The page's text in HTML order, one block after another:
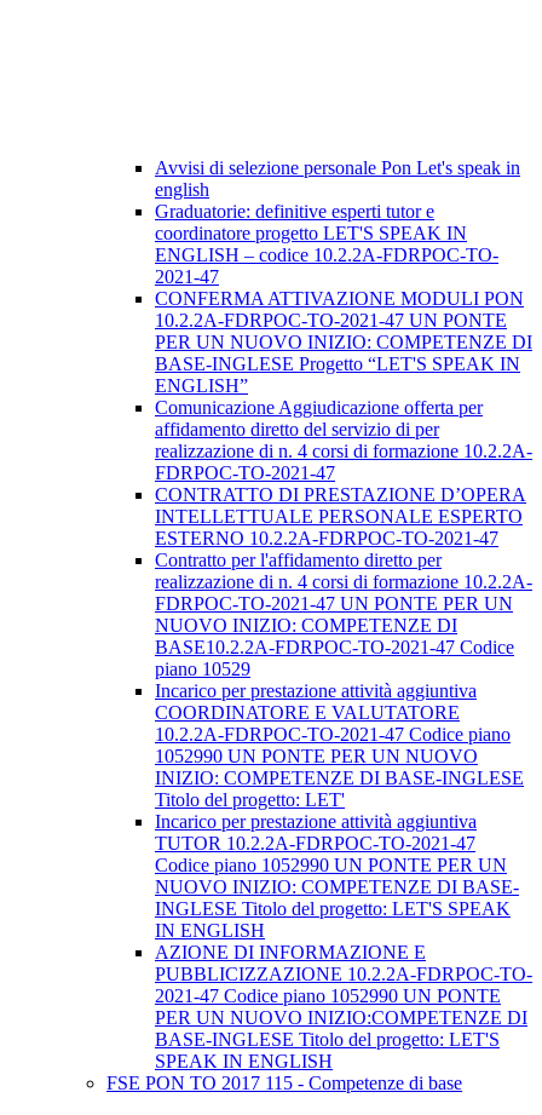
Avvisi di selezione personale Pon Let's speak in
english
Graduatorie: definitive esperti tutor e
coordinatore progetto LET'S SPEAK IN
ENGLISH – codice 10.2.2A-FDRPOC-TO-
2021-47
CONFERMA ATTIVAZIONE MODULI PON
10.2.2A-FDRPOC-TO-2021-47 UN PONTE
PER UN NUOVO INIZIO: COMPETENZE DI
BASE-INGLESE Progetto “LET'S SPEAK IN
ENGLISH”
Comunicazione Aggiudicazione offerta per
affidamento diretto del servizio di per
realizzazione di n. 4 corsi di formazione 10.2.2A-
FDRPOC-TO-2021-47
CONTRATTO DI PRESTAZIONE D’OPERA
INTELLETTUALE PERSONALE ESPERTO
ESTERNO 10.2.2A-FDRPOC-TO-2021-47
Contratto per l'affidamento diretto per
realizzazione di n. 4 corsi di formazione 10.2.2A-
FDRPOC-TO-2021-47 UN PONTE PER UN
NUOVO INIZIO: COMPETENZE DI
BASE10.2.2A-FDRPOC-TO-2021-47 Codice
piano 10529
Incarico per prestazione attività aggiuntiva
COORDINATORE E VALUTATORE
10.2.2A-FDRPOC-TO-2021-47 Codice piano
1052990 UN PONTE PER UN NUOVO
INIZIO: COMPETENZE DI BASE-INGLESE
Titolo del progetto: LET'
Incarico per prestazione attività aggiuntiva
TUTOR 10.2.2A-FDRPOC-TO-2021-47
Codice piano 1052990 UN PONTE PER UN
NUOVO INIZIO: COMPETENZE DI BASE-
INGLESE Titolo del progetto: LET'S SPEAK
IN ENGLISH
AZIONE DI INFORMAZIONE E
PUBBLICIZZAZIONE 10.2.2A-FDRPOC-TO-
2021-47 Codice piano 1052990 UN PONTE
PER UN NUOVO INIZIO:COMPETENZE DI
BASE-INGLESE Titolo del progetto: LET'S
SPEAK IN ENGLISH
FSE PON TO 2017 115 - Competenze di base